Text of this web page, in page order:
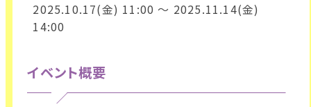
2025.10.17(金) 11:00 ～ 2025.11.14(金)
14:00
イベント概要